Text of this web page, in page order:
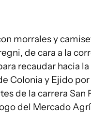
morrales y
de cara a la
recaudar hacia
Colonia y Ejido
de la carrera San
del Mercado